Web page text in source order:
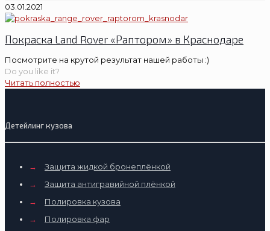
03.01.2021
Покраска Land Rover «Раптором» в Краснодаре
Посмотрите на крутой результат нашей работы :)
Do you like it?
Читать полностью
Детейлинг кузова
→
Защита жидкой бронеплёнкой
→
Защита антигравийной плёнкой
→
Полировка кузова
→
Полировка фар